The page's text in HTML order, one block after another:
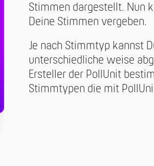
Stimmen dargestellt. Nun
Deine Stimmen vergeben.
Je nach Stimmtyp kannst
unterschiedliche weise
Ersteller der PollUnit
Stimmtypen die mit